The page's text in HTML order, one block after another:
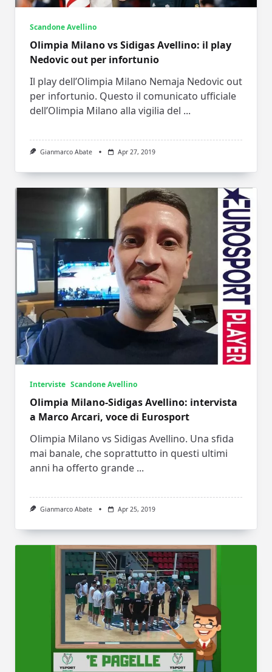
Scandone Avellino
Olimpia Milano vs Sidigas Avellino: il play
Nedovic out per infortunio
Il play dell’Olimpia Milano Nemaja Nedovic out
per infortunio. Questo il comunicato ufficiale
dell’Olimpia Milano alla vigilia del ...
Gianmarco Abate Apr 27, 2019
Interviste Scandone Avellino
Olimpia Milano-Sidigas Avellino: intervista
a Marco Arcari, voce di Eurosport
Olimpia Milano vs Sidigas Avellino. Una sfida
mai banale, che soprattutto in questi ultimi
anni ha offerto grande ...
Gianmarco Abate Apr 25, 2019